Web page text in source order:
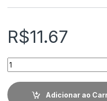
R$11.67
Quantidade
Adicionar ao